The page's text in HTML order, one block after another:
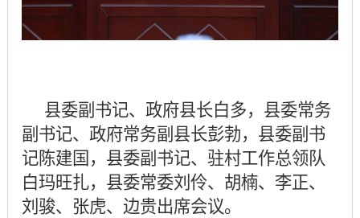
县委副书记、政府县长白多，县委常务
副书记、政府常务副县长彭勃，县委副书
记陈建国，县委副书记、驻村工作总领队
白玛旺扎，县委常委刘伶、胡楠、李正、
刘骏、张虎、边贵出席会议。